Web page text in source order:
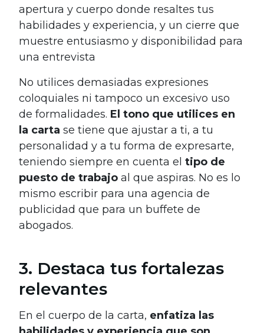
apertura y cuerpo donde resaltes tus
habilidades y experiencia, y un cierre que
muestre entusiasmo y disponibilidad para
una entrevista
No utilices demasiadas expresiones
coloquiales ni tampoco un excesivo uso
de formalidades. El tono que utilices en
la carta se tiene que ajustar a ti, a tu
personalidad y a tu forma de expresarte,
teniendo siempre en cuenta el tipo de
puesto de trabajo al que aspiras. No es lo
mismo escribir para una agencia de
publicidad que para un buffete de
abogados.
3. Destaca tus fortalezas
relevantes
En el cuerpo de la carta, enfatiza las